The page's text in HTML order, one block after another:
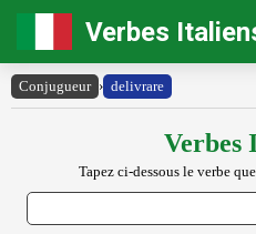
Verbes
Conjugueur › delivrare
Verbes
Tapez ci-dessous le verbe